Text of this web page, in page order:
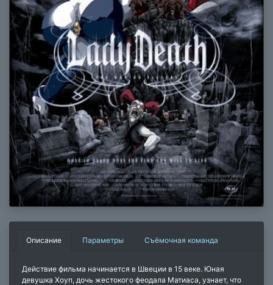
Описание Параметры Съёмочная команда
Действие фильма начинается в Швеции в 15 веке. Юная
девушка Хоуп, дочь жестокого феодала Матиаса, узнает, что